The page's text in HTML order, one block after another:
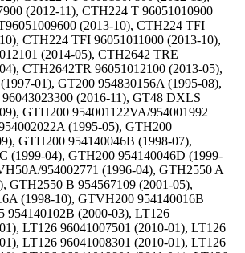
(2012-11), CTH224 T 96051010900
(2013-10), CTH224 TFI
CTH224 TFI 96051011000 (2013-10),
(2014-05), CTH2642 TRE
CTH2642TR 96051012100 (2013-05),
01), GT200 954830156A (1995-08),
(2016-11), GT48 DXLS
GTH200 954001122VA/954001992
(1995-05), GTH200
GTH200 954140046B (1998-07),
(1999-04), GTH200 954140046D (1999-
954002771 (1996-04), GTH2550 A
GTH2550 B 954567109 (2001-05),
(1998-10), GTVH200 954140016B
954140102B (2000-03), LT126
LT126 96041007501 (2010-01), LT126
LT126 96041008301 (2010-01), LT126